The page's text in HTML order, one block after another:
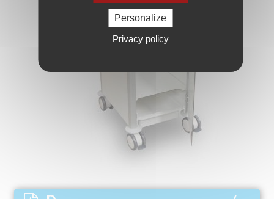
Personalize
Privacy policy